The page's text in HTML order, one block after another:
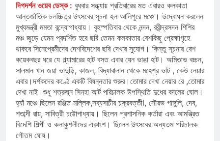
দিগদর্শন ওয়েব ডেস্ক : বুধবার সন্ধ্যায় প্রতিবারের মত এবারও কলকাতা
আন্তর্জাতিক চলচ্চিত্র উৎসবের সূচনা হল আলিপুরে মঞ্চে। উদ্বোধন করলেন
মুখ্যমন্ত্রী মমতা বন্দ্যোপাধ্যায়। বৃহস্পতিবার থেকে নন্দন, রবীন্দ্রসদন শিশির
মঞ্চ জুড়ে যেমন প্রদর্শিত হবে ছবি তেমন কলকাতার বেশকিছু প্রেক্ষাগৃহে
থাকবে সিনেপ্রেমীদের দেশবিদেশের ছবি দেখার সুযোগ। কিন্তু সূচনার বেশ
কয়েকবছর ধরে যে গ্ল্যামারের হাট বসত এবার যেন ভাঙা হাট। অমিতাভ বচ্চন,
সালমান খান জয়া ভাদুড়ি, কাজল, বিদ্যাবালান থেকে মহেশ্র ভাট , কেউ নেয়ার
এবার।দর্শকদের কণ্ঠে একটি বিষন্নতার শুরুর।তোমার দেখা নেয়ার রে ,তোমার
দেখা নাই।শুধু শত্রুঘ্ন সিনহা আর্ট পরিচালক উপস্থিতি দুধের বদলের ঘোল।
হ্যাঁ মঞ্চে ছিলেন রঞ্জিত মল্লিক,সব্যসাচীর চক্রবর্ত্তীl, সৌরভ গাঙ্গুলি, দেব,
শতাব্দী রায়, সাবিত্রী চট্টোপাধ্যায়। ছিলেন প্রশাসনিক কর্তারা এবং আমন্ত্রিত
বিদেশি শিল্পী ও কলাকুশলীদের একাংশ। ছিলেন উৎসবের অন্যতম পরিচালক
গৌতম ঘোষ।